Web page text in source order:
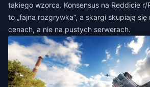
takiego wzorca. Konsensus na Reddicie r/
to „fajna rozgrywka”, a skargi skupiają się
cenach, a nie na pustych serwerach.